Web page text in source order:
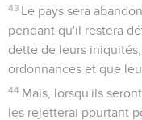
43 Le pays sera
pendant qu'il restera
dette de leurs
ordonnances et que
44 Mais, lorsqu'ils
les rejetterai pourtant